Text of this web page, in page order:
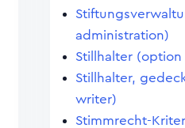
administration)
Stillhalter
Stillhalter,
writer)
Stimmrecht-